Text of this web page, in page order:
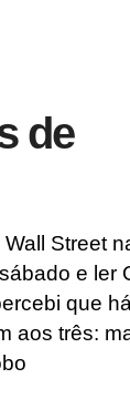
de
Street
e ler
que
aos três: